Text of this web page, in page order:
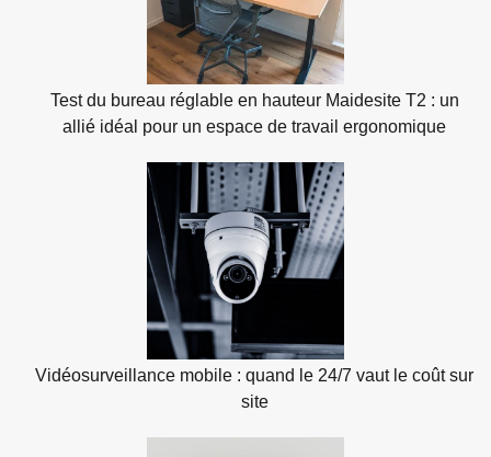
Test du bureau réglable en hauteur Maidesite T2 : un
allié idéal pour un espace de travail ergonomique
Vidéosurveillance mobile : quand le 24/7 vaut le coût sur
site